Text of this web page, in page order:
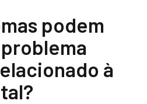
podem
à